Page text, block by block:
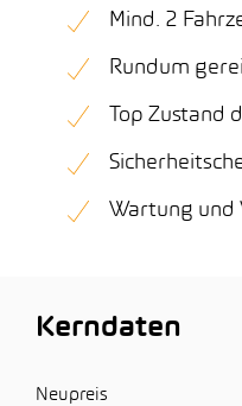
Mind. 2
Rundum
Top Zustand
Wartung und
Kerndaten
Neupreis